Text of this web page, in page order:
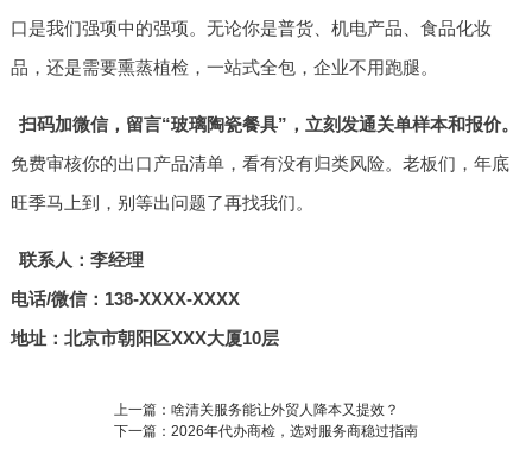
口是我们强项中的强项。无论你是普货、机电产品、食品化妆
品，还是需要熏蒸植检，一站式全包，企业不用跑腿。
扫码加微信，留言“玻璃陶瓷餐具”，立刻发通关单样本和报价。
免费审核你的出口产品清单，看有没有归类风险。老板们，年底
旺季马上到，别等出问题了再找我们。
联系人：李经理
电话/微信：138-XXXX-XXXX
地址：北京市朝阳区XXX大厦10层
上一篇：啥清关服务能让外贸人降本又提效？
下一篇：2026年代办商检，选对服务商稳过指南